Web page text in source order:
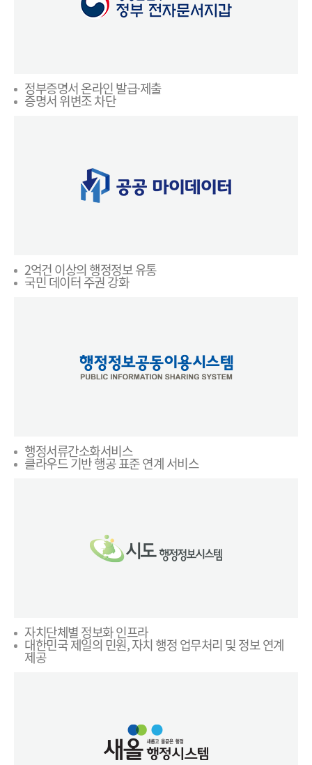
정부증명서 온라인 발급·제출
증명서 위변조 차단
2억건 이상의 행정정보 유통
국민 데이터 주권 강화
행정서류간소화서비스
클라우드 기반 행공 표준 연계 서비스
자치단체별 정보화 인프라
대한민국 제일의 민원, 자치 행정 업무처리 및 정보 연계
제공